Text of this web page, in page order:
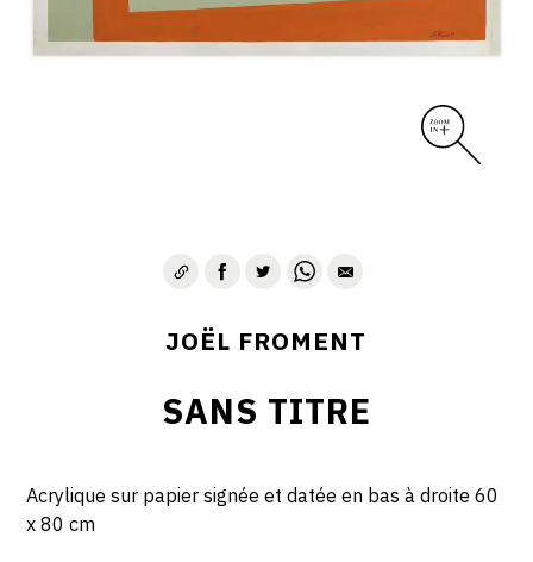
JOËL FROMENT
SANS TITRE
Acrylique sur papier signée et datée en bas à droite 60
x 80 cm